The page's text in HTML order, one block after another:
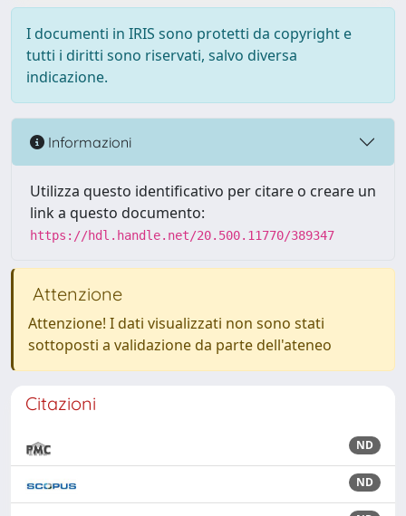
I documenti in IRIS sono protetti da copyright e
tutti i diritti sono riservati, salvo diversa
indicazione.
Informazioni
Utilizza questo identificativo per citare o creare un
link a questo documento:
https://hdl.handle.net/20.500.11770/389347
Attenzione
Attenzione! I dati visualizzati non sono stati
sottoposti a validazione da parte dell'ateneo
Citazioni
ND
ND